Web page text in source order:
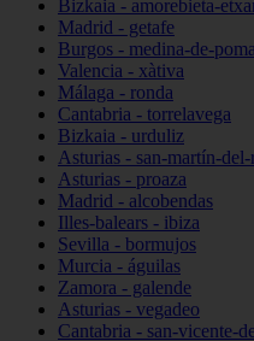
Bizkaia - amorebieta-
Madrid - getafe
Burgos - medina-de-
Valencia - xàtiva
Málaga - ronda
Cantabria - torrelavega
Bizkaia - urduliz
Asturias - san-martín-
Asturias - proaza
Madrid - alcobendas
Illes-balears - ibiza
Sevilla - bormujos
Murcia - águilas
Zamora - galende
Asturias - vegadeo
Cantabria - san-vicente-